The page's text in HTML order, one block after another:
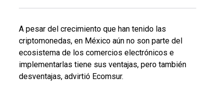
A pesar del crecimiento que han tenido las
criptomonedas, en México aún no son parte del
ecosistema de los comercios electrónicos e
implementarlas tiene sus ventajas, pero también
desventajas, advirtió Ecomsur.